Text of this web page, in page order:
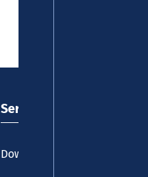
Service
Downloadcenter